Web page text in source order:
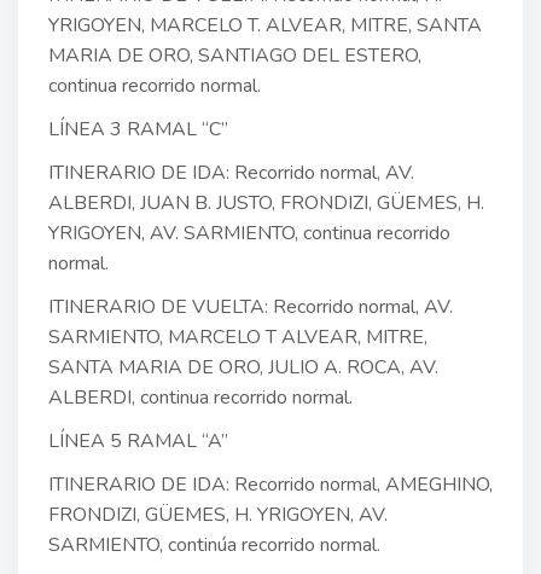
YRIGOYEN, MARCELO T. ALVEAR, MITRE, SANTA
MARIA DE ORO, SANTIAGO DEL ESTERO,
continua recorrido normal.
LÍNEA 3 RAMAL “C”
ITINERARIO DE IDA: Recorrido normal, AV.
ALBERDI, JUAN B. JUSTO, FRONDIZI, GÜEMES, H.
YRIGOYEN, AV. SARMIENTO, continua recorrido
normal.
ITINERARIO DE VUELTA: Recorrido normal, AV.
SARMIENTO, MARCELO T ALVEAR, MITRE,
SANTA MARIA DE ORO, JULIO A. ROCA, AV.
ALBERDI, continua recorrido normal.
LÍNEA 5 RAMAL “A”
ITINERARIO DE IDA: Recorrido normal, AMEGHINO,
FRONDIZI, GÜEMES, H. YRIGOYEN, AV.
SARMIENTO, continúa recorrido normal.